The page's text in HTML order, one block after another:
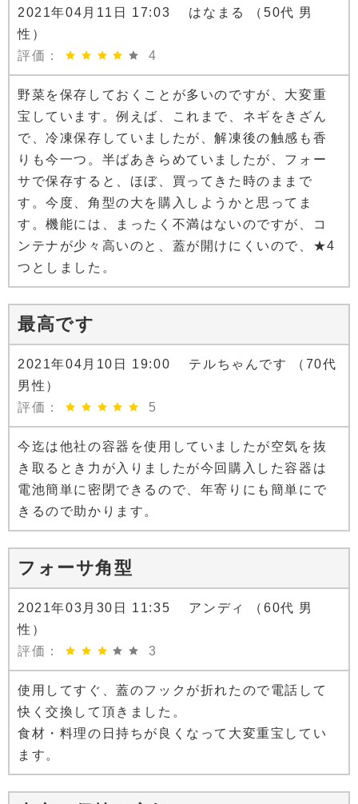
2021年04月11日 17:03 はなまる （50代 男
性）
評価：
4
野菜を保存しておくことが多いのですが、大変重
宝しています。例えば、これまで、ネギをきざん
で、冷凍保存していましたが、解凍後の触感も香
りも今一つ。半ばあきらめていましたが、フォー
サで保存すると、ほぼ、買ってきた時のままで
す。今度、角型の大を購入しようかと思ってま
す。機能には、まったく不満はないのですが、コ
ンテナが少々高いのと、蓋が開けにくいので、★4
つとしました。
最高です
2021年04月10日 19:00 テルちゃんです （70代
男性）
評価：
5
今迄は他社の容器を使用していましたが空気を抜
き取るとき力が入りましたが今回購入した容器は
電池簡単に密閉できるので、年寄りにも簡単にで
きるので助かります。
フォーサ角型
2021年03月30日 11:35 アンディ （60代 男
性）
評価：
3
使用してすぐ、蓋のフックが折れたので電話して
快く交換して頂きました。
食材・料理の日持ちが良くなって大変重宝してい
ます。